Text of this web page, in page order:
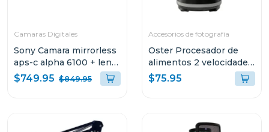
Camaras Digitales
Sony Camara mirrorless
aps-c alpha 6100 + lente
e pz 16-50mm f3.5-5.6
oss ii
$749.95 $849.95
Accesorios de fotografía
Oster Procesador de
alimentos 2 velocidades
+ turbo 500 w fp1455
$75.95